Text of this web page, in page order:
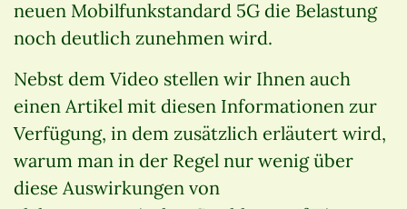
neuen Mobilfunkstandard 5G die Belastung
noch deutlich zunehmen wird.
Nebst dem Video stellen wir Ihnen auch
einen Artikel mit diesen Informationen zur
Verfügung, in dem zusätzlich erläutert wird,
warum man in der Regel nur wenig über
diese Auswirkungen von